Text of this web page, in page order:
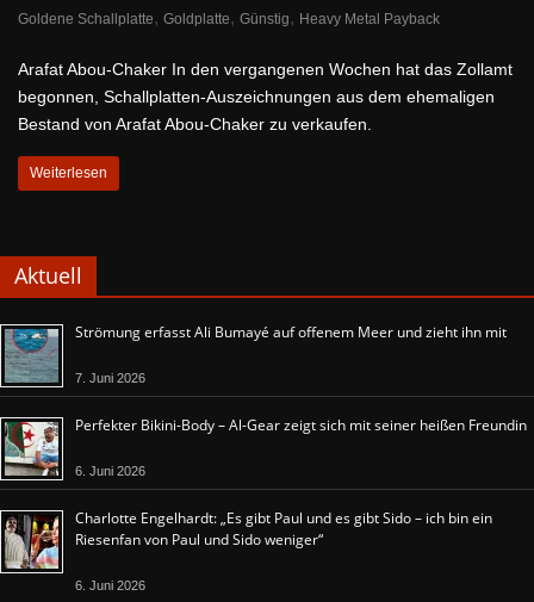
Goldene Schallplatte, Goldplatte, Günstig, Heavy Metal Payback
Arafat Abou-Chaker In den vergangenen Wochen hat das Zollamt
begonnen, Schallplatten-Auszeichnungen aus dem ehemaligen
Bestand von Arafat Abou-Chaker zu verkaufen.
Weiterlesen
Aktuell
Strömung erfasst Ali Bumayé auf offenem Meer und zieht ihn mit
7. Juni 2026
Perfekter Bikini-Body – Al-Gear zeigt sich mit seiner heißen Freundin
6. Juni 2026
Charlotte Engelhardt: „Es gibt Paul und es gibt Sido – ich bin ein
Riesenfan von Paul und Sido weniger“
6. Juni 2026